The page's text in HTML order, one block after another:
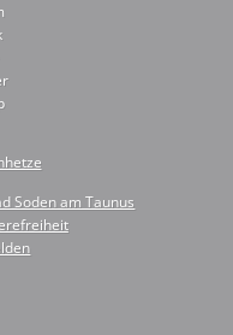
Soden am Taunus